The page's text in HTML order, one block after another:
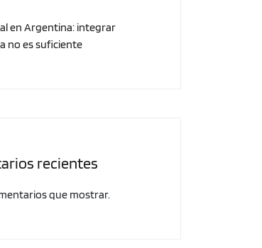
en Argentina: integrar
no es suficiente
recientes
que mostrar.